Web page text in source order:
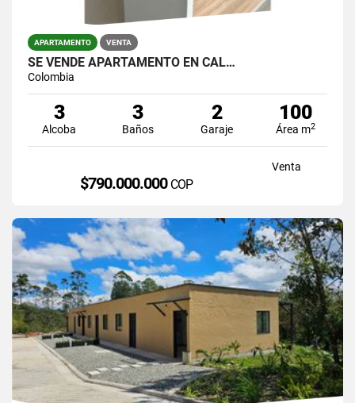
APARTAMENTO VENTA
SE VENDE APARTAMENTO EN CAL…
Colombia
3
Alcoba
3
Baños
2
Garaje
100
Área m2
Venta
$790.000.000 COP